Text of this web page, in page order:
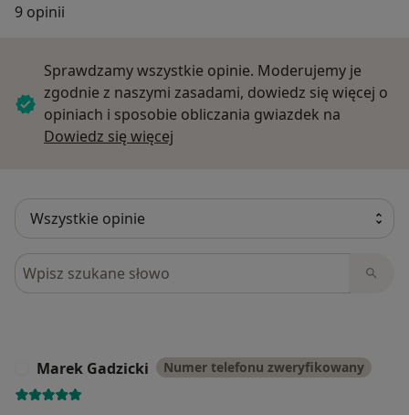
9 opinii
Sprawdzamy wszystkie opinie. Moderujemy je
zgodnie z naszymi zasadami, dowiedz się więcej o
opiniach i sposobie obliczania gwiazdek na
Dowiedz się więcej
Szukaj w opiniach
Marek Gadzicki Numer telefonu zweryfikowany